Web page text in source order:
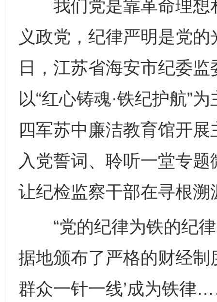
我们党是靠革命理想
义政党，纪律严明是党
日，江苏省海安市纪委
以“红心铸魂·铁纪护航”
四军苏中廉洁教育馆开
入党誓词、聆听一堂专
让纪检监察干部在寻根
“党的纪律为铁的纪律
据地颁布了严格的财经制
群众一针一线’成为铁律